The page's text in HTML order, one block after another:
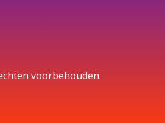
voorbehouden.